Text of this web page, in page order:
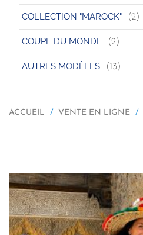
COLLECTION "MAROCK" (2)
COUPE DU MONDE (2)
AUTRES MODÈLES (13)
ACCUEIL VENTE EN LIGNE